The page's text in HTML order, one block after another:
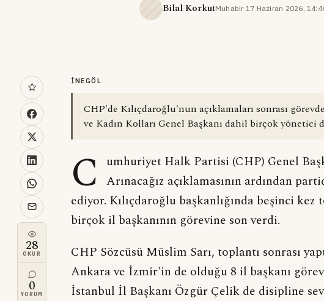
Bilal KorkutMuhabir·17 Haziran 2026,
28
OKUR
0
YORUM
İNEGÖL
CHP'de Kılıçdaroğlu'nun açıklamaları sonrası
ve Kadın Kolları Genel Başkanı dahil birçok yönetici
C umhuriyet Halk Partisi (CHP) Genel
Arınacağız açıklamasının ardından
ediyor. Kılıçdaroğlu başkanlığında beşinci
birçok il başkanının görevine son verdi.
CHP Sözcüsü Müslim Sarı, toplantı sonrası
Ankara ve İzmir'in de olduğu 8 il başkanı
İstanbul İl Başkanı Özgür Çelik de disipline